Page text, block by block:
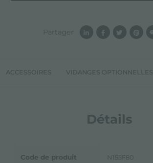
ACCESSOIRES VIDANGES OPTIONNELLES
Détails
Code de produit N155F80
Partager